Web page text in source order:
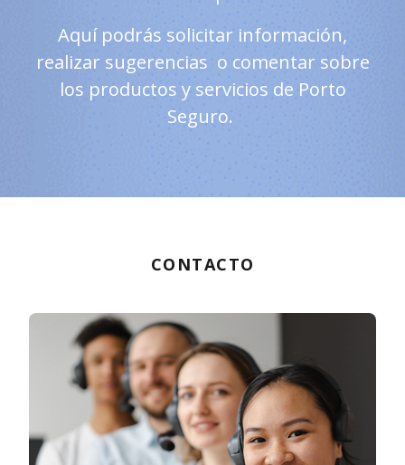
Aquí podrás solicitar información,
realizar sugerencias o comentar sobre
los productos y servicios de Porto
Seguro.
CONTACTO